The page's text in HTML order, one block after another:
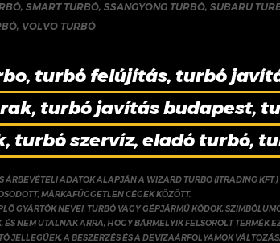
, SMART TURBÓ, SSANGYONG TURBÓ, SUBARU
, VOLVO TURBÓ
turbó felújítás, turbó
turbó javítás budapest,
turbó szervíz, eladó turbó,
ÁRBEVÉTELI ADATOK ALAPJÁN A WIZARD TURBO (ITRADING
MÁRKAFÜGGETLEN CÉGEK KÖZÖTT.
GYÁRTÓK NEVEI, TURBÓ VAGY GÉPJÁRMŰ KÓDOK,
ÉS NEM UTALNAK ARRA, HOGY BÁRMELYIK FELSOROLT TERMÉK
JELLEGŰEK, A BESZERZÉS ÉS A DEVIZAÁRFOLYAMOK